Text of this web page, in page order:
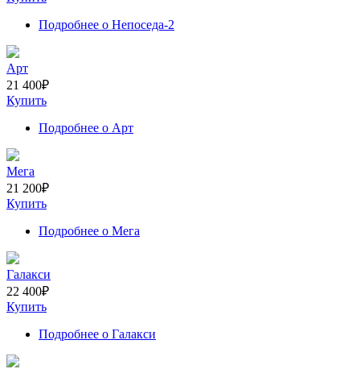
Подробнее о Непоседа-2
Арт
21 400₽
Купить
Подробнее о Арт
Мега
21 200₽
Купить
Подробнее о Мега
Галакси
22 400₽
Купить
Подробнее о Галакси